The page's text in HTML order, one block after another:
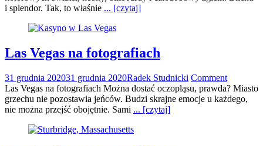
i splendor. Tak, to właśnie ... [czytaj]
Las Vegas na fotografiach
31 grudnia 202031 grudnia 2020Radek Studnicki Comment
Las Vegas na fotografiach Można dostać oczopląsu, prawda? Miasto
grzechu nie pozostawia jeńców. Budzi skrajne emocje u każdego,
nie można przejść obojętnie. Sami ... [czytaj]